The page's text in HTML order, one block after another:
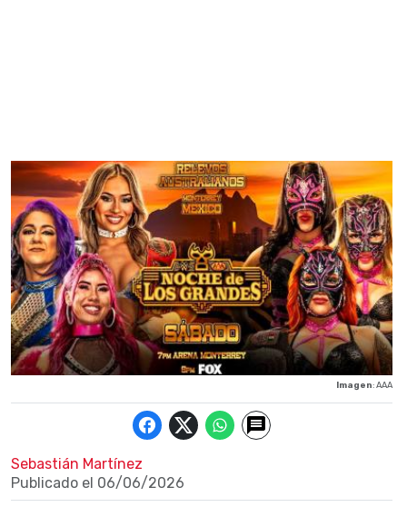
Imagen: AAA
Sebastián Martínez
Publicado el 06/06/2026